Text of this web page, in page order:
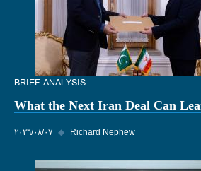
BRIEF ANALYSIS
What the Next Iran Deal Can
٠٧‏/٠٨‏/٢٠٢٦ ◆ Richard Nephew